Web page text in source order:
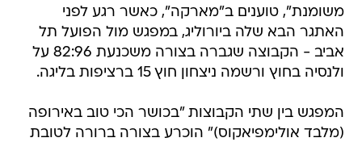
משומנת", טוענים ב"מארקה", כאשר רגע לפני
האתגר הבא שלה ביורוליג, במפגש מול הפועל תל
אביב - הקבוצה שגברה בצורה משכנעת 82:96 על
ולנסיה בחוץ ורשמה ניצחון חוץ 15 ברציפות בליגה.
המפגש בין שתי הקבוצות "בכושר הכי טוב באירופה
(מלבד אולימפיאקוס)" הוכרע בצורה ברורה לטובת